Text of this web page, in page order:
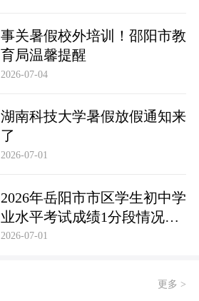
事关暑假校外培训！邵阳市教
育局温馨提醒
2026-07-04
湖南科技大学暑假放假通知来
了
2026-07-01
2026年岳阳市市区学生初中学
业水平考试成绩1分段情况统
计表
2026-07-01
更多 >